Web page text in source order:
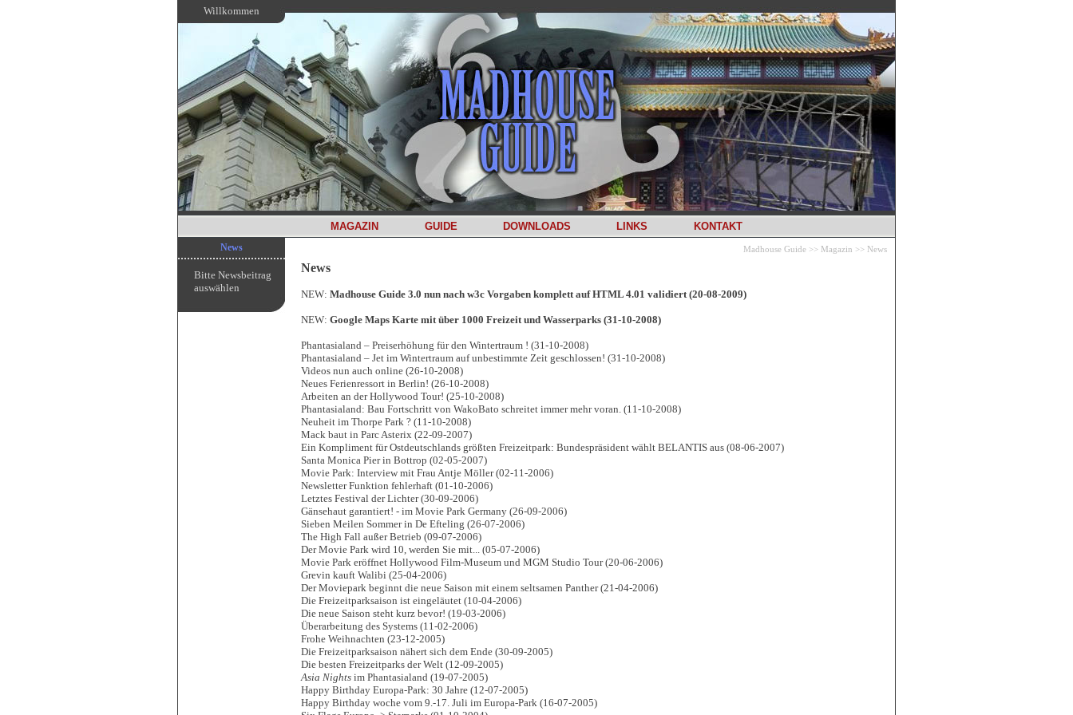
Willkommen
MAGAZIN GUIDE DOWNLOADS LINKS KONTAKT
News Madhouse Guide >> Magazin >> News
Bitte Newsbeitrag
auswählen
News
NEW: Madhouse Guide 3.0 nun nach w3c Vorgaben komplett auf HTML 4.01 validiert (20-08-2009)
NEW: Google Maps Karte mit über 1000 Freizeit und Wasserparks (31-10-2008)
Phantasialand – Preiserhöhung für den Wintertraum ! (31-10-2008)
Phantasialand – Jet im Wintertraum auf unbestimmte Zeit geschlossen! (31-10-2008)
Videos nun auch online (26-10-2008)
Neues Ferienressort in Berlin! (26-10-2008)
Arbeiten an der Hollywood Tour! (25-10-2008)
Phantasialand: Bau Fortschritt von WakoBato schreitet immer mehr voran. (11-10-2008)
Neuheit im Thorpe Park ? (11-10-2008)
Mack baut in Parc Asterix (22-09-2007)
Ein Kompliment für Ostdeutschlands größten Freizeitpark: Bundespräsident wählt BELANTIS aus (08-06-2007)
Santa Monica Pier in Bottrop (02-05-2007)
Movie Park: Interview mit Frau Antje Möller (02-11-2006)
Newsletter Funktion fehlerhaft (01-10-2006)
Letztes Festival der Lichter (30-09-2006)
Gänsehaut garantiert! - im Movie Park Germany (26-09-2006)
Sieben Meilen Sommer in De Efteling (26-07-2006)
The High Fall außer Betrieb (09-07-2006)
Der Movie Park wird 10, werden Sie mit... (05-07-2006)
Movie Park eröffnet Hollywood Film-Museum und MGM Studio Tour (20-06-2006)
Grevin kauft Walibi (25-04-2006)
Der Moviepark beginnt die neue Saison mit einem seltsamen Panther (21-04-2006)
Die Freizeitparksaison ist eingeläutet (10-04-2006)
Die neue Saison steht kurz bevor! (19-03-2006)
Überarbeitung des Systems (11-02-2006)
Frohe Weihnachten (23-12-2005)
Die Freizeitparksaison nähert sich dem Ende (30-09-2005)
Die besten Freizeitparks der Welt (12-09-2005)
Asia Nights im Phantasialand (19-07-2005)
Happy Birthday Europa-Park: 30 Jahre (12-07-2005)
Happy Birthday woche vom 9.-17. Juli im Europa-Park (16-07-2005)